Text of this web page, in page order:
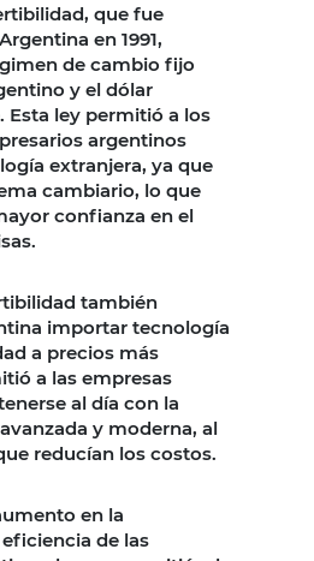
que fue
en 1991,
de cambio fijo
y el dólar
Esta ley permitió a los
argentinos
extranjera, ya que
cambiario, lo que
confianza en el
también
importar tecnología
a precios más
a las empresas
al día con la
y moderna, al
reducían los costos.
en la
de las